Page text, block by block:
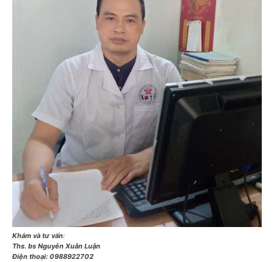
Khám và tư vấn:
Ths. bs Nguyễn Xuân Luận
Điện thoại: 0988922702